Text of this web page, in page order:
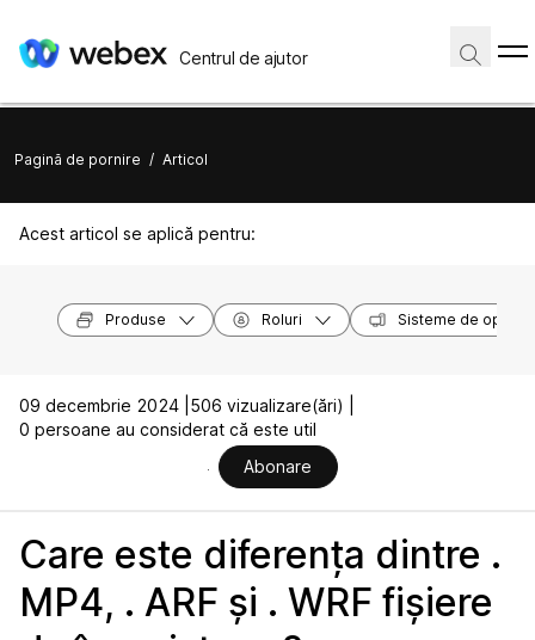
Centrul de ajutor
Pagină de pornire / Articol
Acest articol se aplică pentru:
Produse Roluri Sisteme de
09 decembrie 2024 | 506 vizualizare(ări) |
0 persoane au considerat că este util
Abonare
Care este diferența dintre .
MP4, . ARF și . WRF fișiere